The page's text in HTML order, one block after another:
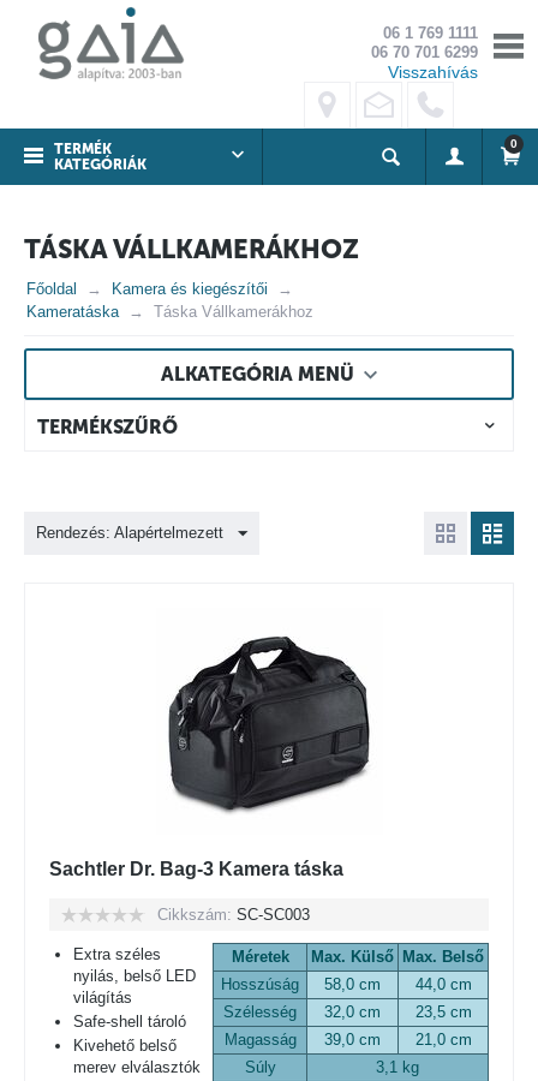
06 1 769 1111
06 70 701 6299
Visszahívás
TERMÉK
KATEGÓRIÁK
0
TÁSKA VÁLLKAMERÁKHOZ
Főoldal
Kamera és kiegészítői
Kameratáska
Táska Vállkamerákhoz
ALKATEGÓRIA MENÜ
TERMÉKSZŰRŐ
Rendezés: Alapértelmezett
Sachtler Dr. Bag-3 Kamera táska
Cikkszám: SC-SC003
Méretek Max. Külső Max. Belső
Hosszúság
58,0 cm
44,0 cm
Szélesség
32,0 cm
23,5 cm
Magasság
39,0 cm
21,0 cm
Súly
3,1 kg
Extra széles
nyilás, belső LED
világítás
Safe-shell tároló
Kivehető belső
merev elválasztók